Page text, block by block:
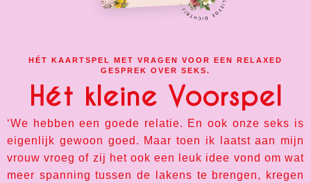
HÉT KAARTSPEL MET VRAGEN VOOR EEN RELAXED
GESPREK OVER SEKS.
Hét kleine Voorspel
‘We hebben een goede relatie. En ook onze seks is
eigenlijk gewoon goed. Maar toen ik laatst aan mijn
vrouw vroeg of zij het ook een leuk idee vond om wat
meer spanning tussen de lakens te brengen, kregen